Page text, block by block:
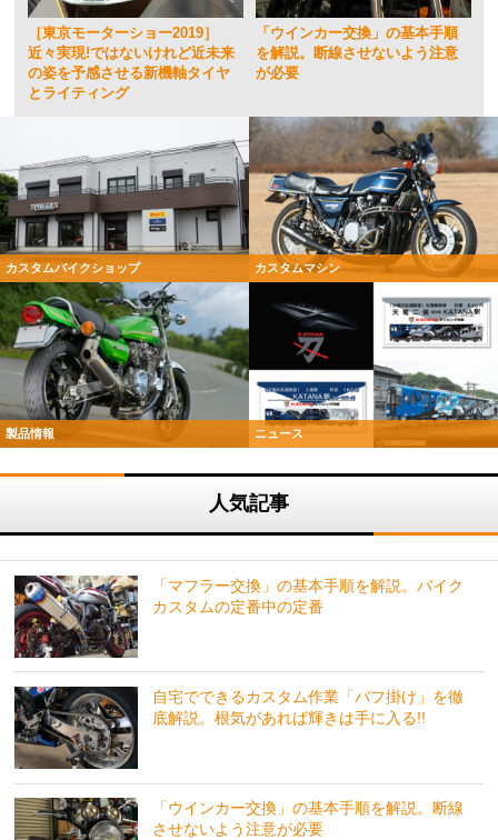
［東京モーターショー2019］
近々実現!ではないけれど近未来
の姿を予感させる新機軸タイヤ
とライティング
「ウインカー交換」の基本手順
を解説。断線させないよう注意
が必要
カスタムバイクショップ カスタムマシン
製品情報 ニュース
人気記事
「マフラー交換」の基本手順を解説。バイク
カスタムの定番中の定番
自宅でできるカスタム作業「バフ掛け」を徹
底解説。根気があれば輝きは手に入る!!
「ウインカー交換」の基本手順を解説。断線
させないよう注意が必要